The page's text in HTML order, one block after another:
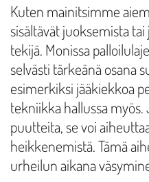
Kuten mainitsimme
sisältävät juoksemista
tekijä. Monissa
selvästi tärkeänä osana
esimerkiksi jääkiekkoa
tekniikka hallussa
puutteita, se voi
heikkenemistä. Tämä
urheilun aikana